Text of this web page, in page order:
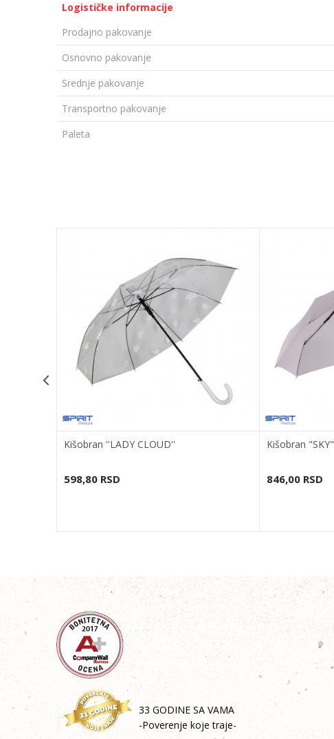
Logističke informacije
Prodajno pakovanje
Osnovno pakovanje
Srednje pakovanje
Transportno pakovanje
Paleta
Poruka
Kišobran ''LADY CLOUD''
598,80 RSD
Kišobran "SKY"
846,00 RSD
33 GODINE SA VAMA
-Poverenje koje traje-